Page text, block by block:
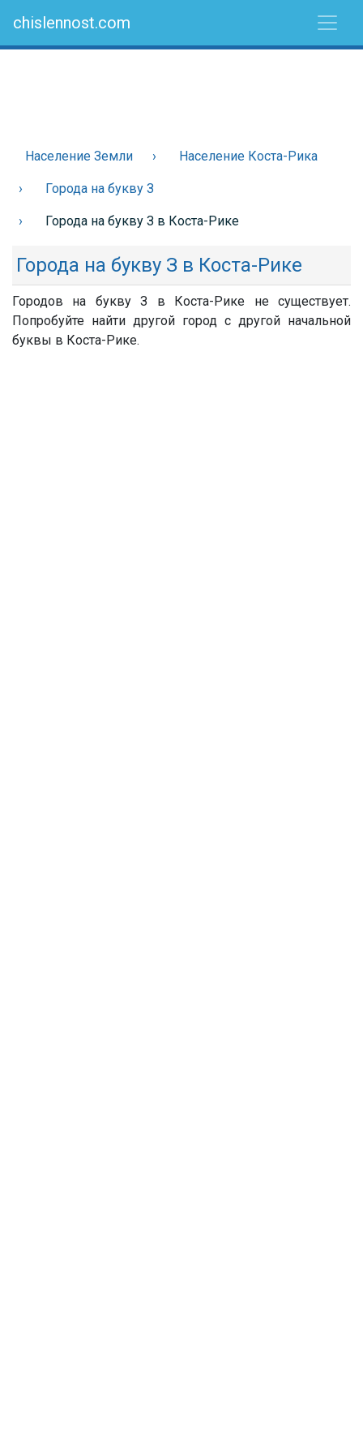
chislennost.com
Население Земли Население Коста-Рика
Города на букву З
Города на букву З в Коста-Рике
Города на букву З в Коста-Рике
Городов на букву З в Коста-Рике не существует.
Попробуйте найти другой город с другой начальной
буквы в Коста-Рике.